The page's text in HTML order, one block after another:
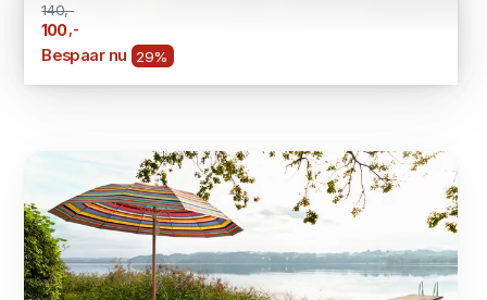
140,-
100,-
Bespaar nu 29%